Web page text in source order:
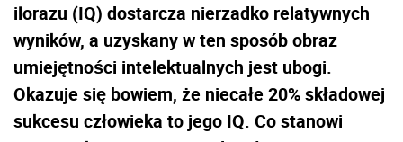
ilorazu (IQ) dostarcza nierzadko relatywnych
wyników, a uzyskany w ten sposób obraz
umiejętności intelektualnych jest ubogi.
Okazuje się bowiem, że niecałe 20% składowej
sukcesu człowieka to jego IQ. Co stanowi